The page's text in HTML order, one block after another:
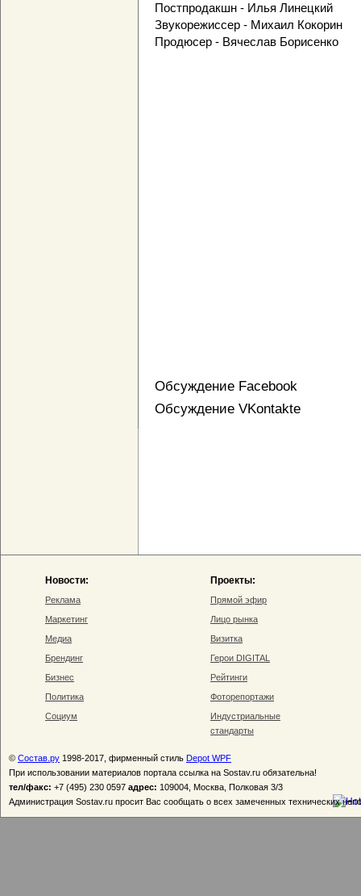
Постпродакшн - Илья Линецкий
Звукорежиссер - Михаил Кокорин
Продюсер - Вячеслав Борисенко
Обсуждение Facebook
Обсуждение VKontakte
Новости:
Реклама
Маркетинг
Медиа
Брендинг
Бизнес
Политика
Социум
Проекты:
Прямой эфир
Лицо рынка
Визитка
Герои DIGITAL
Рейтинги
Фоторепортажи
Индустриальные
стандарты
© Состав.ру 1998-2017, фирменный стиль Depot WPF
При использовании материалов портала ссылка на Sostav.ru обязательна!
тел/факс: +7 (495) 230 0597 адрес: 109004, Москва, Полковая 3/3
Администрация Sostav.ru просит Вас сообщать о всех замеченных технических